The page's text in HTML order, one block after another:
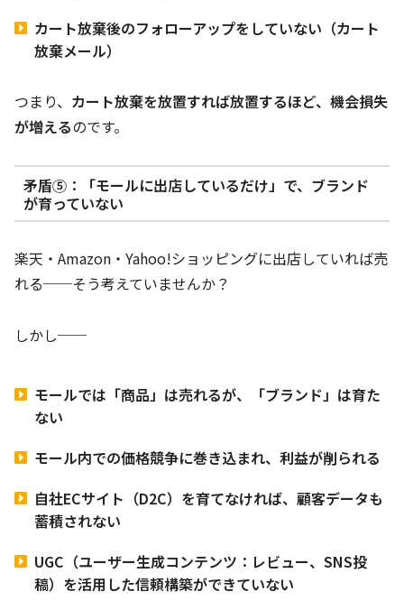
カート放棄後のフォローアップをしていない（カート
放棄メール）
つまり、 カート放棄を放置すれば放置するほど、機会損失
が増えるのです。
矛盾⑤：「モールに出店しているだけ」で、ブランド
が育っていない
楽天・Amazon・Yahoo!ショッピングに出店していれば売
れる──そう考えていませんか？
しかし──
モールでは「商品」は売れるが、「ブランド」は育た
ない
モール内での価格競争に巻き込まれ、利益が削られる
自社ECサイト（D2C）を育てなければ、顧客データも
蓄積されない
UGC（ユーザー生成コンテンツ：レビュー、SNS投
稿）を活用した信頼構築ができていない